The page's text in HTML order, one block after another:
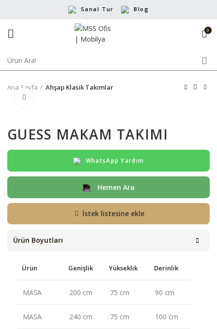
Sanal Tur Blog
0
Ana Sayfa
Ahşap Klasik Takımlar
GUESS MAKAM TAKIMI
WhatsApp Yardım
Hemen Ara
İstek listesine ekle
Ürün Boyutları
Ürün Genişlik Yükseklik Derinlik
MASA 200 cm 75 cm 90 cm
MASA 240 cm 75 cm 100 cm